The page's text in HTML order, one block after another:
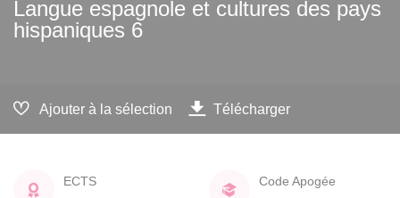
Langue espagnole et cultures des pays
hispaniques 6
Ajouter à la sélection Télécharger
ECTS
Code Apogée